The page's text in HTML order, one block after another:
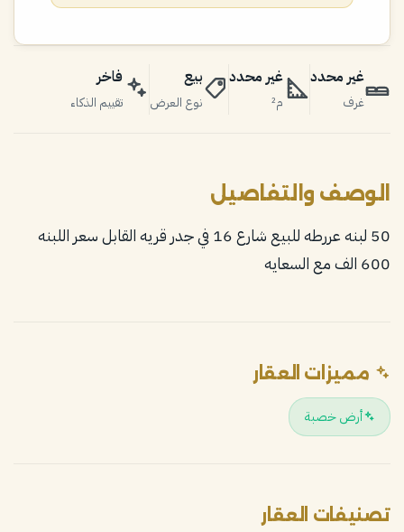
غير محدد
غرف
غير محدد
م²
بيع
نوع العرض
فاخر
تقييم الذكاء
الوصف والتفاصيل
50 لبنه عررطه للبيع شارع 16 في جدر قريه القابل سعر اللبنه
600 الف مع السعايه
مميزات العقار
أرض خصبة
تصنيفات العقار